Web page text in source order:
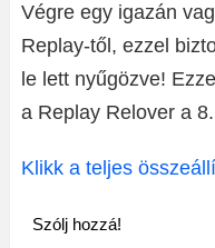
Végre egy igazán
Replay-től, ezzel
le lett nyűgözve!
a Replay Relover a
Klikk a teljes
Szólj hozzá!